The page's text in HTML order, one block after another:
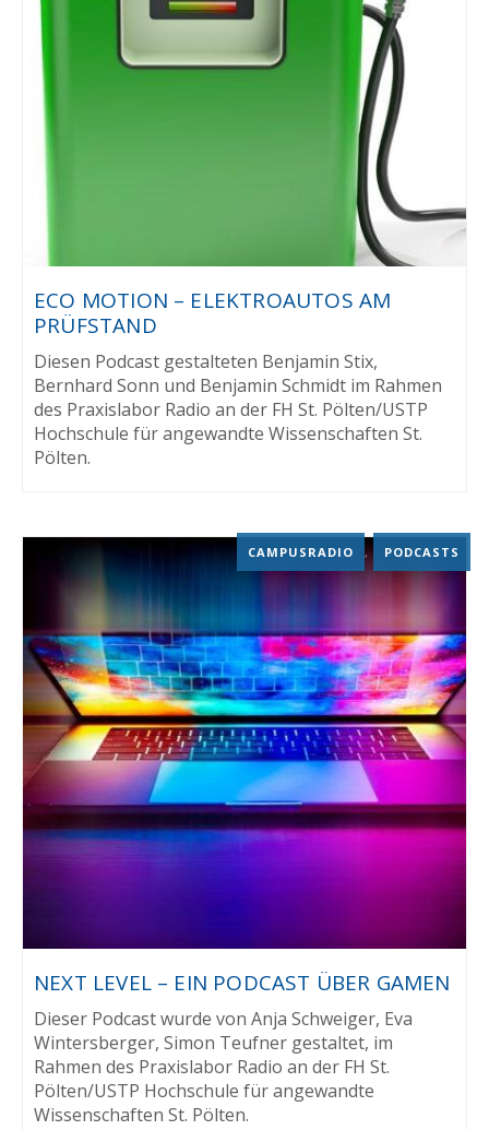
ECO MOTION – ELEKTROAUTOS AM
PRÜFSTAND
Diesen Podcast gestalteten Benjamin Stix,
Bernhard Sonn und Benjamin Schmidt im Rahmen
des Praxislabor Radio an der FH St. Pölten/USTP
Hochschule für angewandte Wissenschaften St.
Pölten.
NEXT LEVEL – EIN PODCAST ÜBER GAMEN
CAMPUSRADIO , PODCASTS
Dieser Podcast wurde von Anja Schweiger, Eva
Wintersberger, Simon Teufner gestaltet, im
Rahmen des Praxislabor Radio an der FH St.
Pölten/USTP Hochschule für angewandte
Wissenschaften St. Pölten.